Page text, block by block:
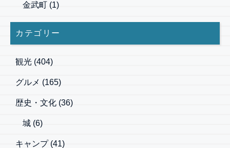
金武町 (1)
カテゴリー
観光 (404)
グルメ (165)
歴史・文化 (36)
城 (6)
キャンプ (41)